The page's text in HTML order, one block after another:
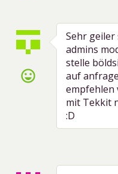
sentiment_very_satisfied
Sehr
admins
stelle
auf
empfehlen
mit Tekkit
:D